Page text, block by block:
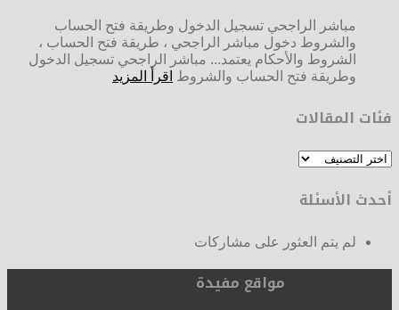
مباشر الراجحي تسجيل الدخول وطريقة فتح الحساب
والشروط دخول مباشر الراجحي ، طريقة فتح الحساب ،
الشروط والأحكام يعتمد... مباشر الراجحي تسجيل الدخول
وطريقة فتح الحساب والشروط اقرأ المزيد
فئات المقالات
فئات
أحدث الأسئلة
لم يتم العثور على مشاركات
مواقع مفيدة